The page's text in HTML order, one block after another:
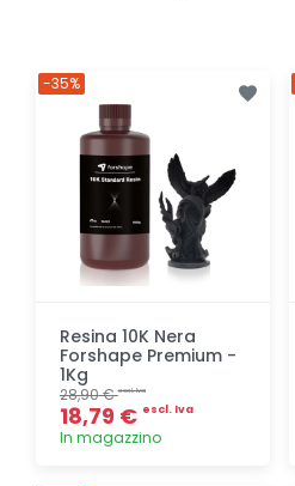
Resina 10K Nera
Forshape Premium -
1Kg
28,90 €escl. Iva
18,79 € escl. Iva
In magazzino
-35%